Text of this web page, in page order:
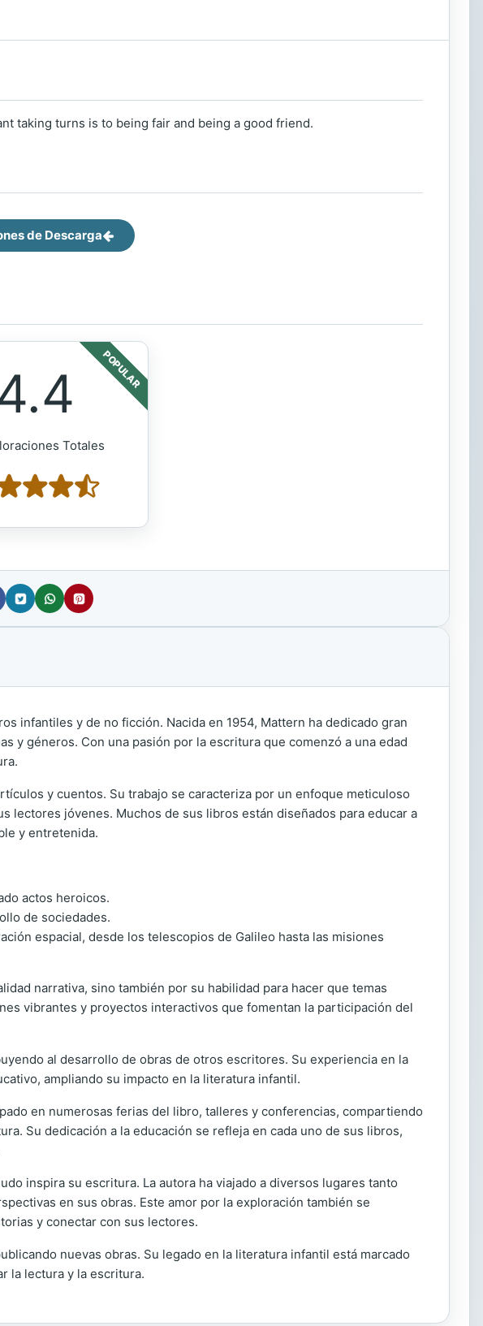
taking turns is to being fair and being a good friend.
de Descarga
POPULAR
Totales
infantiles y de no ficción. Nacida en 1954, Mattern ha dedicado gran
y géneros. Con una pasión por la escritura que comenzó a una edad
y cuentos. Su trabajo se caracteriza por un enfoque meticuloso
lectores jóvenes. Muchos de sus libros están diseñados para educar a
y entretenida.
actos heroicos.
de sociedades.
espacial, desde los telescopios de Galileo hasta las misiones
narrativa, sino también por su habilidad para hacer que temas
vibrantes y proyectos interactivos que fomentan la participación del
al desarrollo de obras de otros escritores. Su experiencia en la
ampliando su impacto en la literatura infantil.
en numerosas ferias del libro, talleres y conferencias, compartiendo
Su dedicación a la educación se refleja en cada uno de sus libros,
inspira su escritura. La autora ha viajado a diversos lugares tanto
en sus obras. Este amor por la exploración también se
y conectar con sus lectores.
nuevas obras. Su legado en la literatura infantil está marcado
la lectura y la escritura.